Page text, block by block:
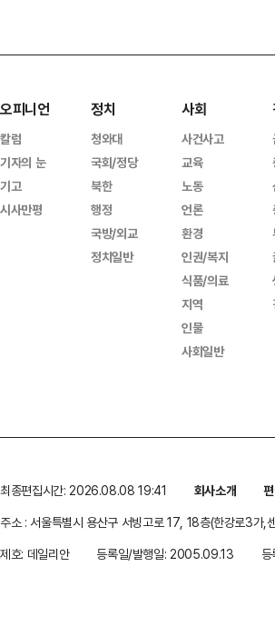
오피니언
칼럼
기자의 눈
기고
시사만평
정치
청와대
국회/정당
북한
행정
국방/외교
정치일반
사회
사건사고
교육
노동
언론
환경
인권/복지
식품/의료
지역
인물
사회일반
최종편집시간: 2026.08.08 19:41 회사소개
주소 : 서울특별시 용산구 서빙고로 17, 18층(한강로3가,
제호: 데일리안
등록일/발행일: 2005.09.13